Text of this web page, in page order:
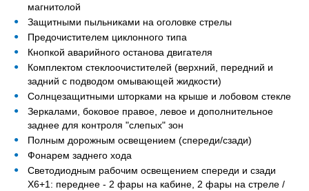
магнитолой
Защитными пыльниками на оголовке стрелы
Предочистителем циклонного типа
Кнопкой аварийного останова двигателя
Комплектом стеклоочистителей (верхний, передний и
задний с подводом омывающей жидкости)
Солнцезащитными шторками на крыше и лобовом стекле
Зеркалами, боковое правое, левое и дополнительное
заднее для контроля "слепых" зон
Полным дорожным освещением (спереди/сзади)
Фонарем заднего хода
Светодиодным рабочим освещением спереди и сзади
Х6+1: переднее - 2 фары на кабине, 2 фары на стреле /